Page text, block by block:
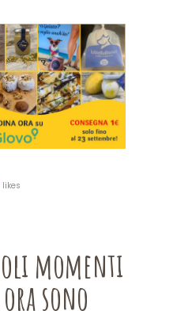
likes
momenti
sono